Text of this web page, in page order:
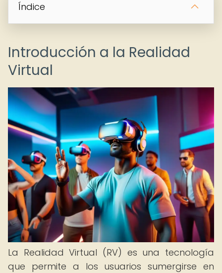
Índice
Introducción a la Realidad
Virtual
La Realidad Virtual (RV) es una tecnología
que permite a los usuarios sumergirse en